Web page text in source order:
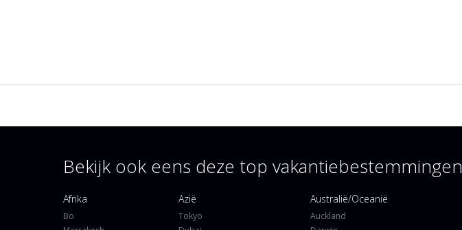
Bekijk ook eens deze top vakantiebestemmingen
Afrika
Bo
Azië
Tokyo
Australië/Oceanië
Auckland